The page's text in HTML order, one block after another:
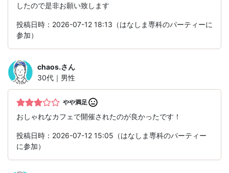
したので是非お願い致します
投稿日時：2026-07-12 18:13（はなしま専科のパーティーに
参加）
chaos.さん
30代｜男性
やや満足
おしゃれなカフェで開催されたのが良かったです！
投稿日時：2026-07-12 15:05（はなしま専科のパーティー
に参加）